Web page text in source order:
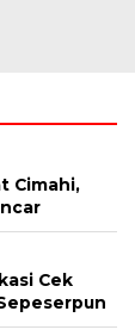
Cimahi,
Cek